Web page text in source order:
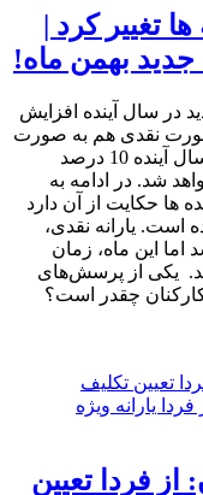
تغییر کرد |
جدید بهمن ماه!
در سال آینده افزایش
صورت نقدی هم به صورت
کالابرگ توزیع شود.افزایش یارانه جدید در سال آینده 10 درصد
داده خواهد شد. در ادامه به
ها حکایت از آن دارد
است. یارانه نقدی،
این ماه، زمان
یکی از پرسش‌های
چقدر است؟
از فردا تعیین